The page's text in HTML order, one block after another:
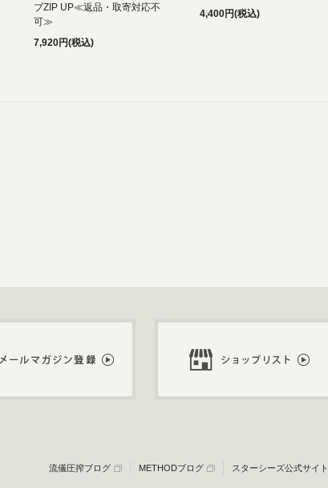
ブZIP UP≪返品・取寄対応不
可≫
7,920円(税込)
4,400円(税込)
流儀圧搾ブログ METHODブログ スターシーズ公式サイト